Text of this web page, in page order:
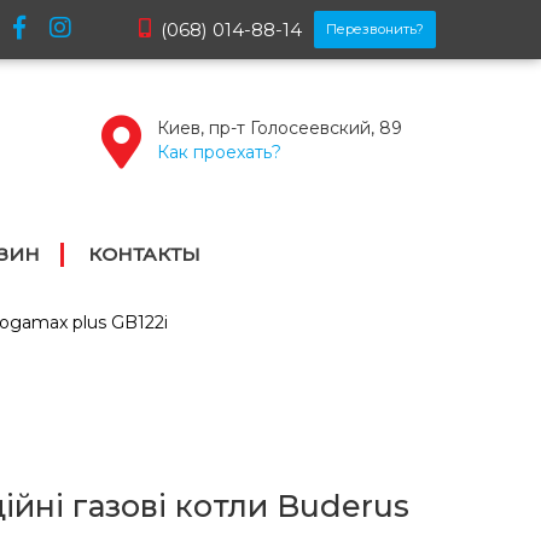
(068) 014-88-14 Перезвонить?
Киев, пр-т Голосеевский, 89
Как проехать?
КОНТАКТЫ
plus GB122i
газові котли Buderus